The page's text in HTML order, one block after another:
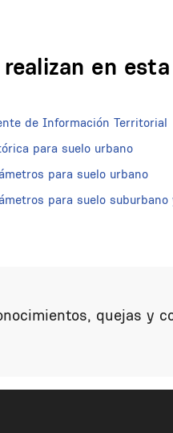
en
de Información Territorial
para suelo urbano
para suelo urbano
para suelo suburbano
quejas y